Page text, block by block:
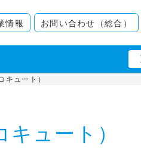
情報 お問い合わせ（総合）
キュート）
ュート）